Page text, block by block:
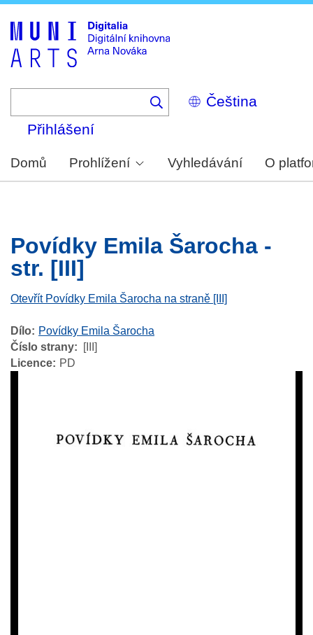
Select
your
Přihlášení
Domů Prohlížení Vyhledávání O
Povídky Emila Šarocha -
str. [III]
Otevřít Povídky Emila Šarocha na straně [III]
Dílo
Povídky Emila Šarocha
Číslo strany
[III]
Licence
PD